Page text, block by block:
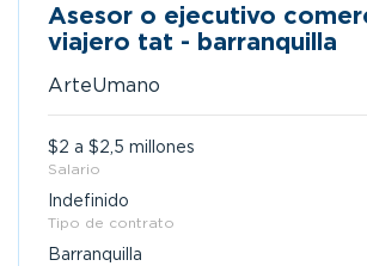
Asesor o ejecutivo
viajero tat - barranquilla
ArteUmano
$2 a $2,5 millones
Salario
Indefinido
Tipo de contrato
Barranquilla